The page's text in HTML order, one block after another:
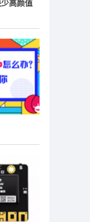
高颜值